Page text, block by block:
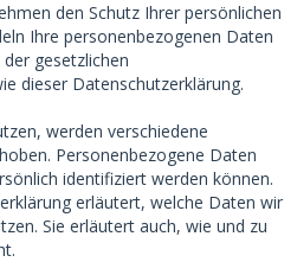
den Schutz Ihrer persönlichen
Ihre personenbezogenen Daten
gesetzlichen
dieser Datenschutzerklärung.
werden verschiedene
Personenbezogene Daten
identifiziert werden können.
erläutert, welche Daten wir
Sie erläutert auch, wie und zu